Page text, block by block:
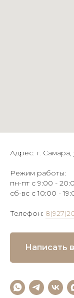
Адрес: г.
Режим работы:
пн-пт с 9:00 -
сб-вс с 10:00 -
Телефон:
Написать